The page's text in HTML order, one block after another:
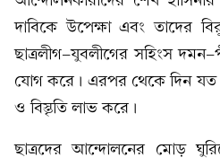
দাবিকে উপেক্ষা এবং তাদের
ছাত্রলীগ-যুবলীগের সহিংস
যোগ করে। এরপর থেকে দিন
ও বিস্তৃতি লাভ করে।
ছাত্রদের আন্দোলনের মোড়